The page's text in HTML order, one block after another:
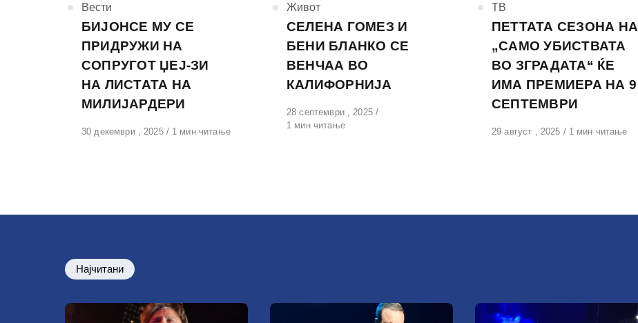
КАтегорија
Вести
БИЈОНСЕ МУ СЕ
ПРИДРУЖИ НА
СОПРУГОТ ЏЕЈ-ЗИ
НА ЛИСТАТА НА
МИЛИЈАРДЕРИ
Објавено
30 декември , 2025 1 мин читање
КАтегорија
Живот
СЕЛЕНА ГОМЕЗ И
БЕНИ БЛАНКО СЕ
ВЕНЧАА ВО
КАЛИФОРНИЈА
Објавено
на
28 септември , 2025
1 мин читање
КАтегорија
ТВ
ПЕТТАТА СЕЗОНА НА
„САМО УБИСТВАТА
ВО ЗГРАДАТА“ ЌЕ
ИМА ПРЕМИЕРА НА 9
СЕПТЕМВРИ
Објавено
29 август , 2025 1 мин читање
Најчитани